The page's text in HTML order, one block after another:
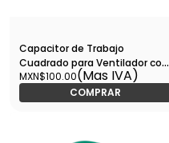
Capacitor de Trabajo
Cuadrado para Ventilador con
Cables 5UF, 250V -
CTRVC25V05
MXN$100.00(Mas IVA)
COMPRAR